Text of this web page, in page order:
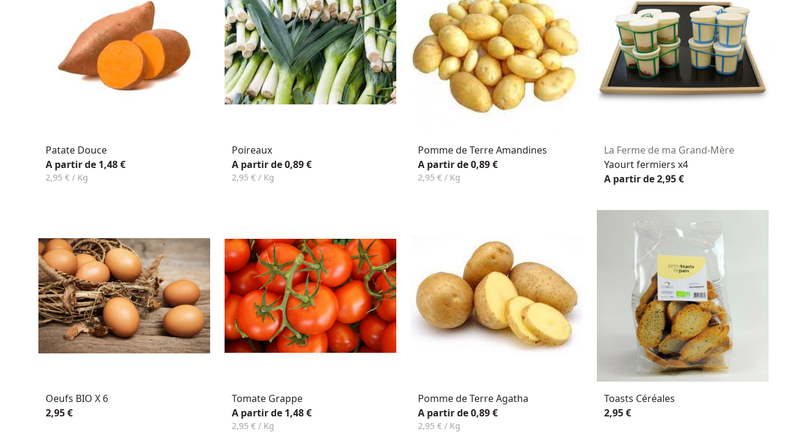
Patate Douce
A partir de 1,48 €
2,95 € / Kg
Poireaux
A partir de 0,89 €
2,95 € / Kg
Pomme de Terre Amandines
A partir de 0,89 €
2,95 € / Kg
La Ferme de ma Grand-Mère
Yaourt fermiers x4
A partir de 2,95 €
Oeufs BIO X 6
2,95 €
Tomate Grappe
A partir de 1,48 €
2,95 € / Kg
Pomme de Terre Agatha
A partir de 0,89 €
2,95 € / Kg
Toasts Céréales
2,95 €